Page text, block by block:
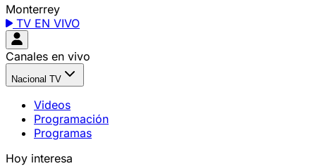
Monterrey
TV EN VIVO
Canales en vivo
Nacional TV
Videos
Programación
Programas
Hoy interesa